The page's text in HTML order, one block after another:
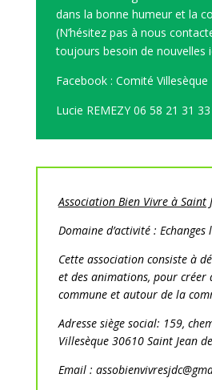
dans la bonne humeur et la
(N’hésitez pas à nous
toujours besoin de nouvelles
Facebook : Comité Villesèque
Lucie REMEZY 06 58 21 31 33
Association Bien Vivre à Saint
Domaine d’activité :
Cette association consiste à
et des animations, pour créer
commune et autour de la
Adresse siège social: 159,
Villesèque 30610 Saint Jean
Email :